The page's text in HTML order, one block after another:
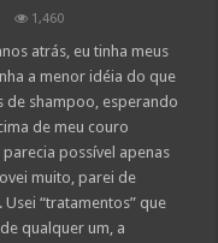
1,460
atrás, eu tinha meus
a menor idéia do que
de shampoo, esperando
de meu couro
possível apenas
muito, parei de
“tratamentos” que
qualquer um, a